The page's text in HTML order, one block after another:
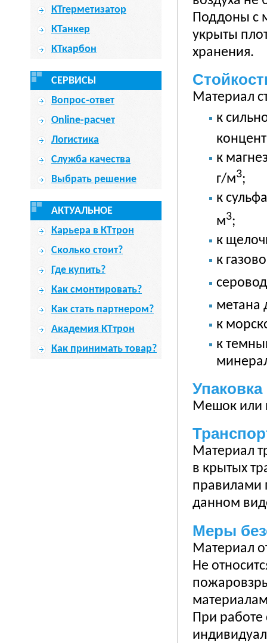
КТгерметизатор
КТанкер
КТкарбон
СЕРВИСЫ
Вопрос-ответ
Online-расчет
Логистика
Служба качества
Выбрать решение
АКТУАЛЬНОЕ
Карьера в КТтрон
Сколько стоит?
Где купить?
Как смонтировать?
Как стать партнером?
Академия КТтрон
Как принимать товар?
Поддоны с
укрыты
хранения.
Материал
к
к
г/м3;
к
м3;
к
к
метана
к
к
Упаковка
Мешок или
Материал
в крытых
правилами
данном
Меры
Материал
Не
При работе